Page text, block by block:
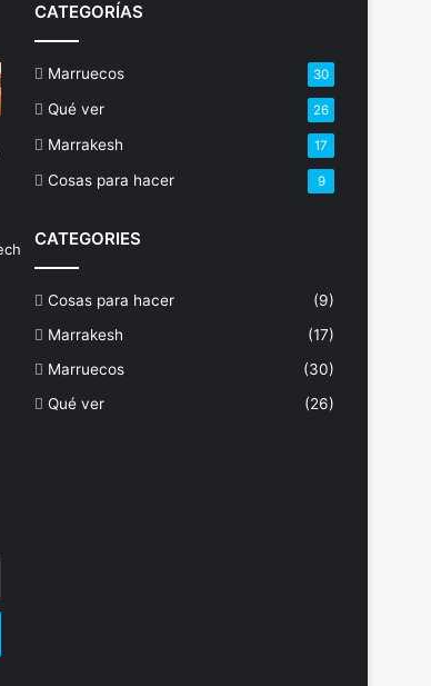
CATEGORÍAS
Marruecos 30
Qué ver 26
Marrakesh 17
Cosas para hacer 9
CATEGORIES
Cosas para hacer
(9)
Marrakesh
(17)
Marruecos
(30)
Qué ver
(26)